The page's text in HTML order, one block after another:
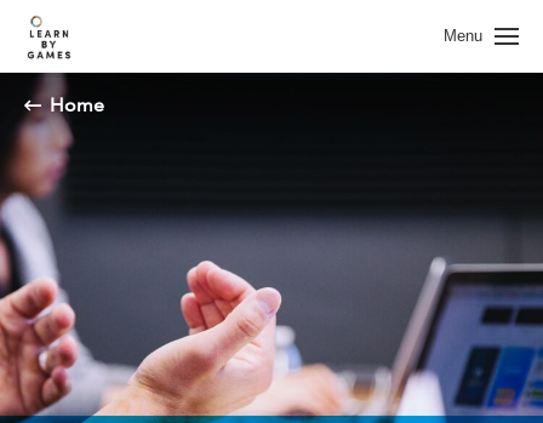
Spring naar pagina inhoud
Menu
Home